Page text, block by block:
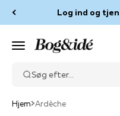
Log ind og
Menu Bog & idé
Søg efter...
Hjem Ardèche